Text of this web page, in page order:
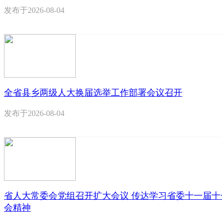
发布于2026-08-04
全省县乡两级人大换届选举工作部署会议召开
发布于2026-08-04
省人大常委会党组召开扩大会议 传达学习省委十一届
会精神